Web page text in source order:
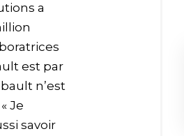
a
est par
n’est
Je
savoir